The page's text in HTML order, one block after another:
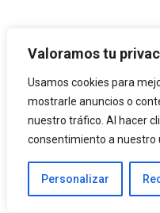
Valoramos tu
Usamos cookies para
mostrarle anuncios o
nuestro tráfico. Al hacer
consentimiento a nuestro
Personalizar